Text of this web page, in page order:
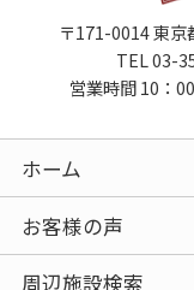
〒171-0014 東
TEL 03-
営業時間 10：
ホーム
お客様の声
周辺施設検索